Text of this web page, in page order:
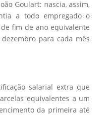
Goulart: nascia, assim,
a todo empregado o
fim de ano equivalente
para cada mês
salarial extra que
equivalentes a um
da primeira até